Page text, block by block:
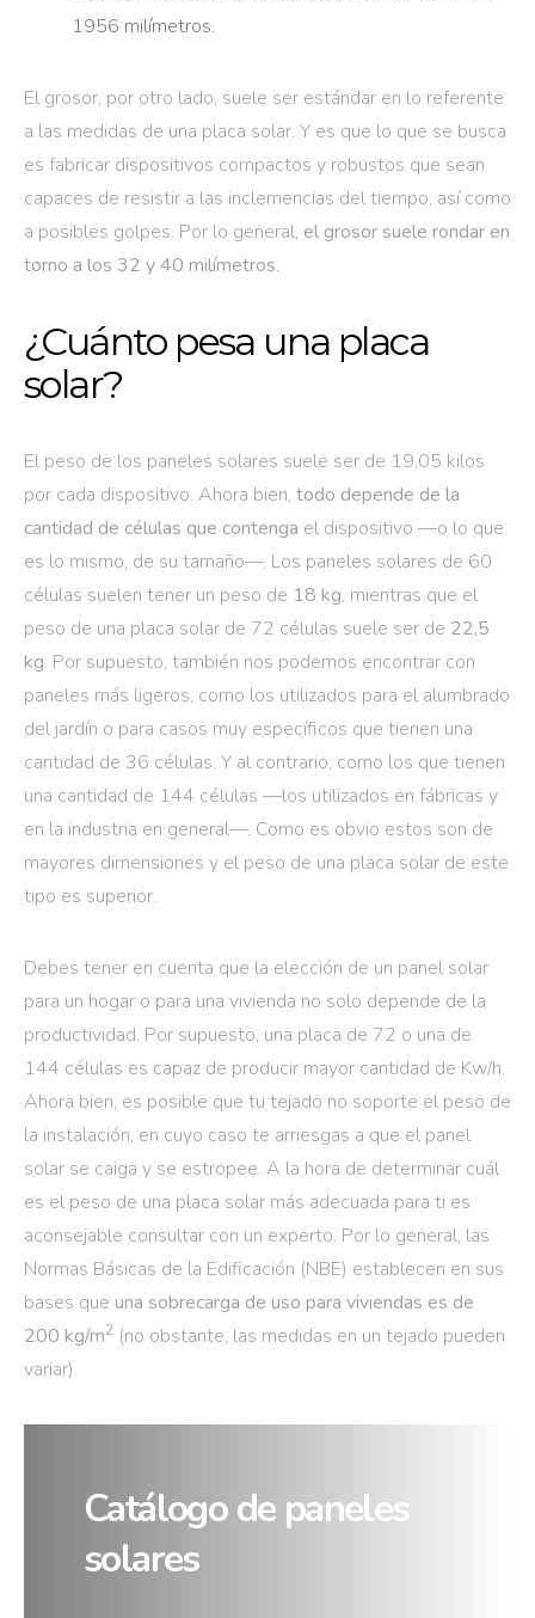
1956 milímetros.
El grosor, por otro lado, suele ser estándar en lo referente
a las medidas de una placa solar. Y es que lo que se busca
es fabricar dispositivos compactos y robustos que sean
capaces de resistir a las inclemencias del tiempo, así como
a posibles golpes. Por lo general, el grosor suele rondar en
torno a los 32 y 40 milímetros.
¿Cuánto pesa una placa
solar?
El peso de los paneles solares suele ser de 19,05 kilos
por cada dispositivo. Ahora bien, todo depende de la
cantidad de células que contenga el dispositivo —o lo que
es lo mismo, de su tamaño—. Los paneles solares de 60
células suelen tener un peso de 18 kg, mientras que el
peso de una placa solar de 72 células suele ser de 22,5
kg. Por supuesto, también nos podemos encontrar con
paneles más ligeros, como los utilizados para el alumbrado
del jardín o para casos muy específicos que tienen una
cantidad de 36 células. Y al contrario, como los que tienen
una cantidad de 144 células —los utilizados en fábricas y
en la industria en general—. Como es obvio estos son de
mayores dimensiones y el peso de una placa solar de este
tipo es superior.
Debes tener en cuenta que la elección de un panel solar
para un hogar o para una vivienda no solo depende de la
productividad. Por supuesto, una placa de 72 o una de
144 células es capaz de producir mayor cantidad de Kw/h.
Ahora bien, es posible que tu tejado no soporte el peso de
la instalación, en cuyo caso te arriesgas a que el panel
solar se caiga y se estropee. A la hora de determinar cuál
es el peso de una placa solar más adecuada para ti es
aconsejable consultar con un experto. Por lo general, las
Normas Básicas de la Edificación (NBE) establecen en sus
bases que una sobrecarga de uso para viviendas es de
200 kg/m2 (no obstante, las medidas en un tejado pueden
variar).
Catálogo de paneles
solares